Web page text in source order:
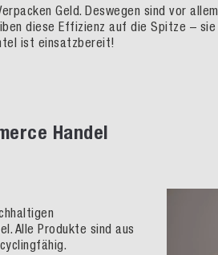
Geld. Deswegen sind vor
diese Effizienz auf die Spitze –
ist einsatzbereit!
Handel
Alle Produkte sind aus